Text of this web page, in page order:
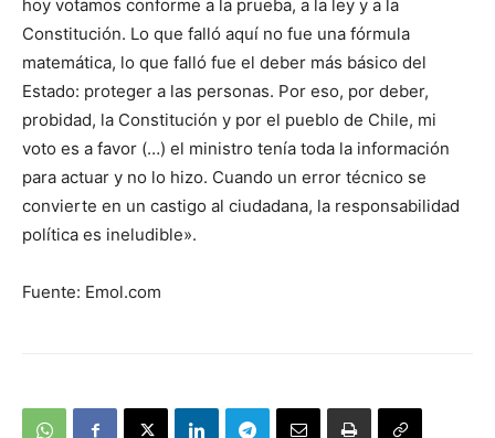
hoy votamos conforme a la prueba, a la ley y a la
Constitución. Lo que falló aquí no fue una fórmula
matemática, lo que falló fue el deber más básico del
Estado: proteger a las personas. Por eso, por deber,
probidad, la Constitución y por el pueblo de Chile, mi
voto es a favor (…) el ministro tenía toda la información
para actuar y no lo hizo. Cuando un error técnico se
convierte en un castigo al ciudadana, la responsabilidad
política es ineludible».
Fuente: Emol.com